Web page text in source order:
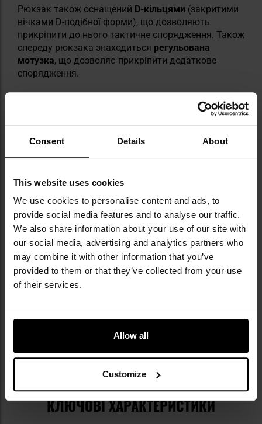
Consent Details About
This website uses cookies
We use cookies to personalise content and ads, to
provide social media features and to analyse our traffic.
We also share information about your use of our site with
our social media, advertising and analytics partners who
may combine it with other information that you’ve
provided to them or that they’ve collected from your use
of their services.
Allow all
Customize
Рюкзак також оснащений D-кільцями (закритими
вічками D-подібної форми), що дозволяють
прикріпити до нього тактичне спорядження. Також
спереду рюкзака знаходиться регульована
мотузка, що дозволяє прикріпити додаткове
спорядження.
КОМПЕНСАЦІЙНІ ПЛАНКИ
Пристосувати зовнішній розмір рюкзака до
кількості спорядження, що в ньому переноситься,
можна завдякикомпенсаційним ременям- по два
на кожній з двох сторін.
Вкоротивши ремені, рюкзак можна сплющити,
наприклад, коли основне відділення порожнє, а
менші кишені заповнені. Це зберігає стійкість
КЛЮЧОВІ ХАРАКТЕРИСТИКИ